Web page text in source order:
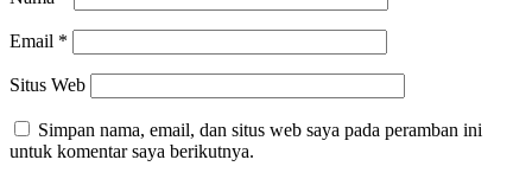
Email *
Situs Web
Simpan nama, email, dan situs web saya pada peramban ini
untuk komentar saya berikutnya.